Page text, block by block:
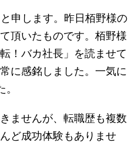
申します。昨日栢野様の
頂いたものです。栢野様
！バカ社長」を読ませて
に感銘しました。一気に
ませんが、転職歴も複数
ど成功体験もありませ